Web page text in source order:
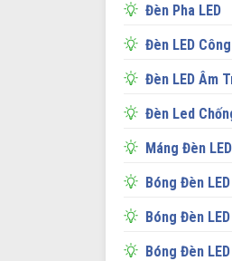
Đèn Pha LED
Đèn LED
Đèn LED Âm
Đèn Led
Máng Đèn
Bóng Đèn LED
Bóng Đèn
Bóng Đèn